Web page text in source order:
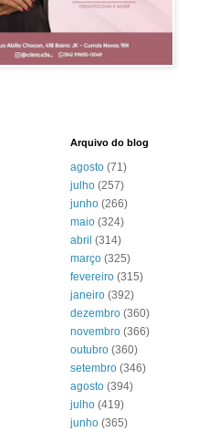
Arquivo do blog
agosto (71)
julho (257)
junho (266)
maio (324)
abril (314)
março (325)
fevereiro (315)
janeiro (392)
dezembro (360)
novembro (366)
outubro (360)
setembro (346)
agosto (394)
julho (419)
junho (365)